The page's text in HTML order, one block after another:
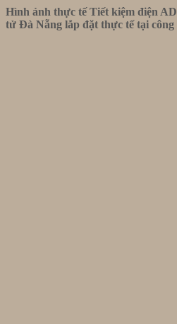
Hình ảnh thực tế Tiết kiệm điện
tử Đà Nẵng lắp đặt thực tế tại